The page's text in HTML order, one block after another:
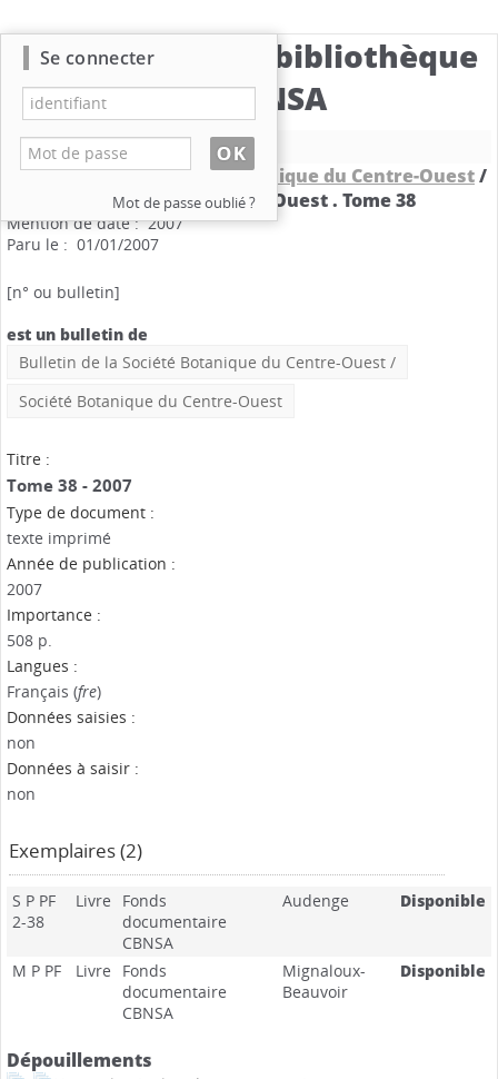
Catalogue de la bibliothèque
du CBNSA
Nouvelle recherche
Bulletin de la Société Botanique du Centre-Ouest/
Société Botanique du Centre-Ouest . Tome 38
Mention de date : 2007
Paru le : 01/01/2007
[n° ou bulletin]
est un bulletin de
Bulletin de la Société Botanique du Centre-Ouest /
Société Botanique du Centre-Ouest
Titre :
Tome 38 - 2007
Type de document :
texte imprimé
Année de publication :
2007
Importance :
508 p.
Langues :
Français (fre)
Données saisies :
non
Données à saisir :
non
Exemplaires (2)
S P PF
2-38
Livre
Fonds
documentaire
CBNSA
Audenge Disponible
M P PF Livre
Fonds
documentaire
CBNSA
Mignaloux-
Beauvoir
Disponible
Dépouillements
Se connecter
Mot de passe oublié ?